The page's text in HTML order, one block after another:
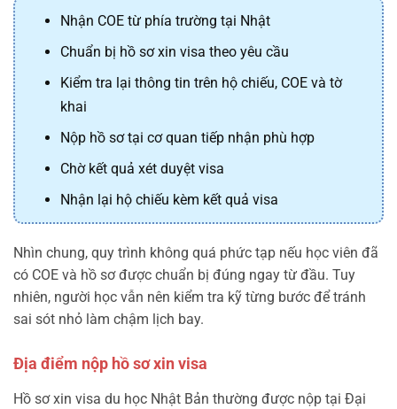
Nhận COE từ phía trường tại Nhật
Chuẩn bị hồ sơ xin visa theo yêu cầu
Kiểm tra lại thông tin trên hộ chiếu, COE và tờ
khai
Nộp hồ sơ tại cơ quan tiếp nhận phù hợp
Chờ kết quả xét duyệt visa
Nhận lại hộ chiếu kèm kết quả visa
Nhìn chung, quy trình không quá phức tạp nếu học viên đã
có COE và hồ sơ được chuẩn bị đúng ngay từ đầu. Tuy
nhiên, người học vẫn nên kiểm tra kỹ từng bước để tránh
sai sót nhỏ làm chậm lịch bay.
Địa điểm nộp hồ sơ xin visa
Hồ sơ xin visa du học Nhật Bản thường được nộp tại Đại